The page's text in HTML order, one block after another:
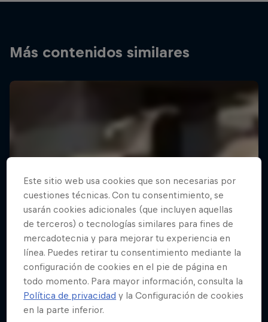
Más contenidos similares
Este sitio web usa cookies que son necesarias por
cuestiones técnicas. Con tu consentimiento, se
usarán cookies adicionales (que incluyen aquellas
de terceros) o tecnologías similares para fines de
mercadotecnia y para mejorar tu experiencia en
línea. Puedes retirar tu consentimiento mediante la
configuración de cookies en el pie de página en
todo momento. Para mayor información, consulta la
Política de privacidad y la Configuración de cookies
en la parte inferior.